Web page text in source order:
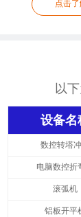
点击
以
设备名
数控转塔
电脑数控折
滚弧机
铝板开平